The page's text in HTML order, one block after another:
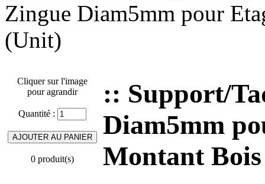
Zingue Diam5mm pour
(Unit)
Cliquer sur l'image
pour agrandir
Quantité :
0 produit(s)
:: Support/
Diam5mm
Montant